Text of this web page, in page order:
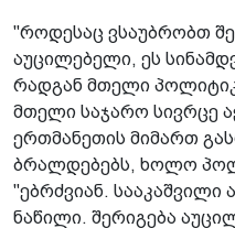
"როდესაც ვსაუბრობთ
აუცილებელი, ეს
რადგან მთელი
მთელი საჯარო სივრცე
ერთმანეთის მიმართ
ბრალდებებს, ხოლო
"ებრძვიან. სააკაშვილი
ნაწილი. შერიგება